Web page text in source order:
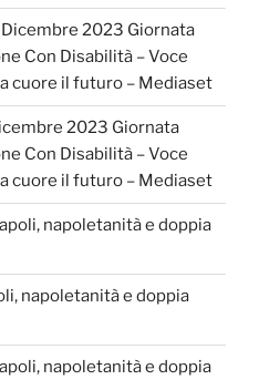
2023 Giornata
Con Disabilità – Voce
cuore il futuro – Mediaset
2023 Giornata
Con Disabilità – Voce
cuore il futuro – Mediaset
napoletanità e doppia
napoletanità e doppia
napoletanità e doppia